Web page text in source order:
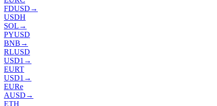
FDUSD →
USDH
SOL →
PYUSD
BNB →
RLUSD
USD1 →
EURT
USD1 →
EURe
AUSD →
ETH